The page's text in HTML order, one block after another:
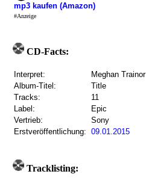
mp3 kaufen (Amazon)
#Anzeige
CD-Facts:
Interpret:
Meghan Trainor
Album-Titel:
Title
Tracks:
11
Label:
Epic
Vertrieb:
Sony
Erstveröffentlichung: 09.01.2015
Tracklisting: